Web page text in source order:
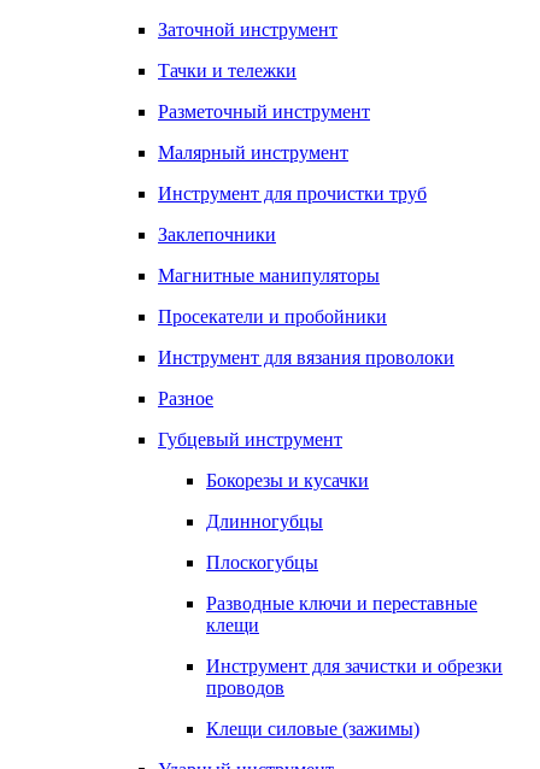
Заточной инструмент
Тачки и тележки
Разметочный инструмент
Малярный инструмент
Инструмент для прочистки труб
Заклепочники
Магнитные манипуляторы
Просекатели и пробойники
Инструмент для вязания проволоки
Разное
Губцевый инструмент
Бокорезы и кусачки
Длинногубцы
Плоскогубцы
Разводные ключи и переставные
клещи
Инструмент для зачистки и обрезки
проводов
Клещи силовые (зажимы)